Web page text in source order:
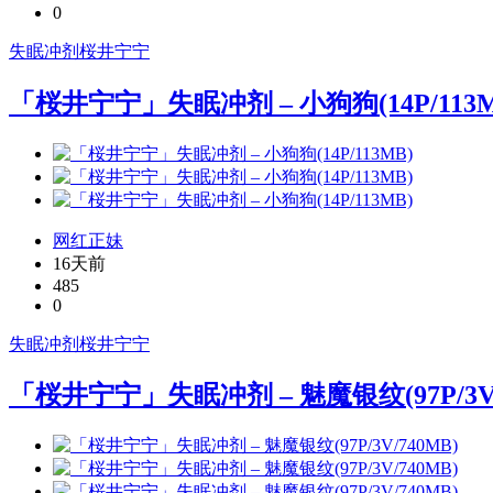
0
失眠冲剂 桜井宁宁
「桜井宁宁」失眠冲剂 – 小狗狗(14P/
网红正妹
16天前
485
0
失眠冲剂 桜井宁宁
「桜井宁宁」失眠冲剂 – 魅魔银纹(97P/